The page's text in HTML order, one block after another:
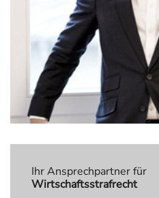
Ihr Ansprechpartner für
Wirtschaftsstrafrecht